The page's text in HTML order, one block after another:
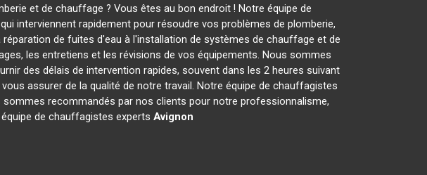
et de chauffage ? Vous êtes au bon endroit ! Notre équipe de
interviennent rapidement pour résoudre vos problèmes de plomberie,
de fuites d'eau à l'installation de systèmes de chauffage et de
les entretiens et les révisions de vos équipements. Nous sommes
des délais de intervention rapides, souvent dans les 2 heures suivant
assurer de la qualité de notre travail. Notre équipe de chauffagistes
recommandés par nos clients pour notre professionnalisme,
de chauffagistes experts Avignon